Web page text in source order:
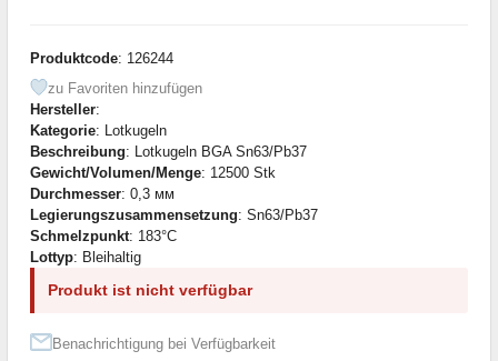
Produktcode: 126244
zu Favoriten hinzufügen
Hersteller:
Kategorie: Lotkugeln
Beschreibung: Lotkugeln BGA Sn63/Pb37
Gewicht/Volumen/Menge: 12500 Stk
Durchmesser: 0,3 мм
Legierungszusammensetzung: Sn63/Pb37
Schmelzpunkt: 183°С
Lottyp: Bleihaltig
Produkt ist nicht verfügbar
Benachrichtigung bei Verfügbarkeit